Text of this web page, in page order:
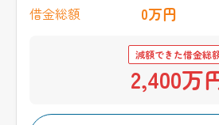
借金総額 0万円
減額できた借金総
2,400万